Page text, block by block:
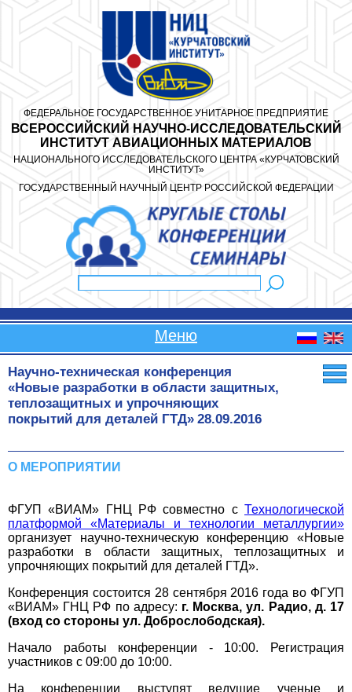
ФЕДЕРАЛЬНОЕ ГОСУДАРСТВЕННОЕ УНИТАРНОЕ ПРЕДПРИЯТИЕ
ВСЕРОССИЙСКИЙ НАУЧНО-ИССЛЕДОВАТЕЛЬСКИЙ
ИНСТИТУТ АВИАЦИОННЫХ МАТЕРИАЛОВ
НАЦИОНАЛЬНОГО ИССЛЕДОВАТЕЛЬСКОГО ЦЕНТРА «КУРЧАТОВСКИЙ
ИНСТИТУТ»
ГОСУДАРСТВЕННЫЙ НАУЧНЫЙ ЦЕНТР РОССИЙСКОЙ ФЕДЕРАЦИИ
Форма поиска
Меню
Научно-техническая конференция
«Новые разработки в области защитных,
теплозащитных и упрочняющих
покрытий для деталей ГТД» 28.09.2016
О МЕРОПРИЯТИИ
ФГУП «ВИАМ» ГНЦ РФ совместно с Технологической
платформой «Материалы и технологии металлургии»
организует научно-техническую конференцию «Новые
разработки в области защитных, теплозащитных и
упрочняющих покрытий для деталей ГТД».
Конференция состоится 28 сентября 2016 года во ФГУП
«ВИАМ» ГНЦ РФ по адресу: г. Москва, ул. Радио, д. 17
(вход со стороны ул. Доброслободская).
Начало работы конференции - 10:00. Регистрация
участников с 09:00 до 10:00.
На конференции выступят ведущие ученые и